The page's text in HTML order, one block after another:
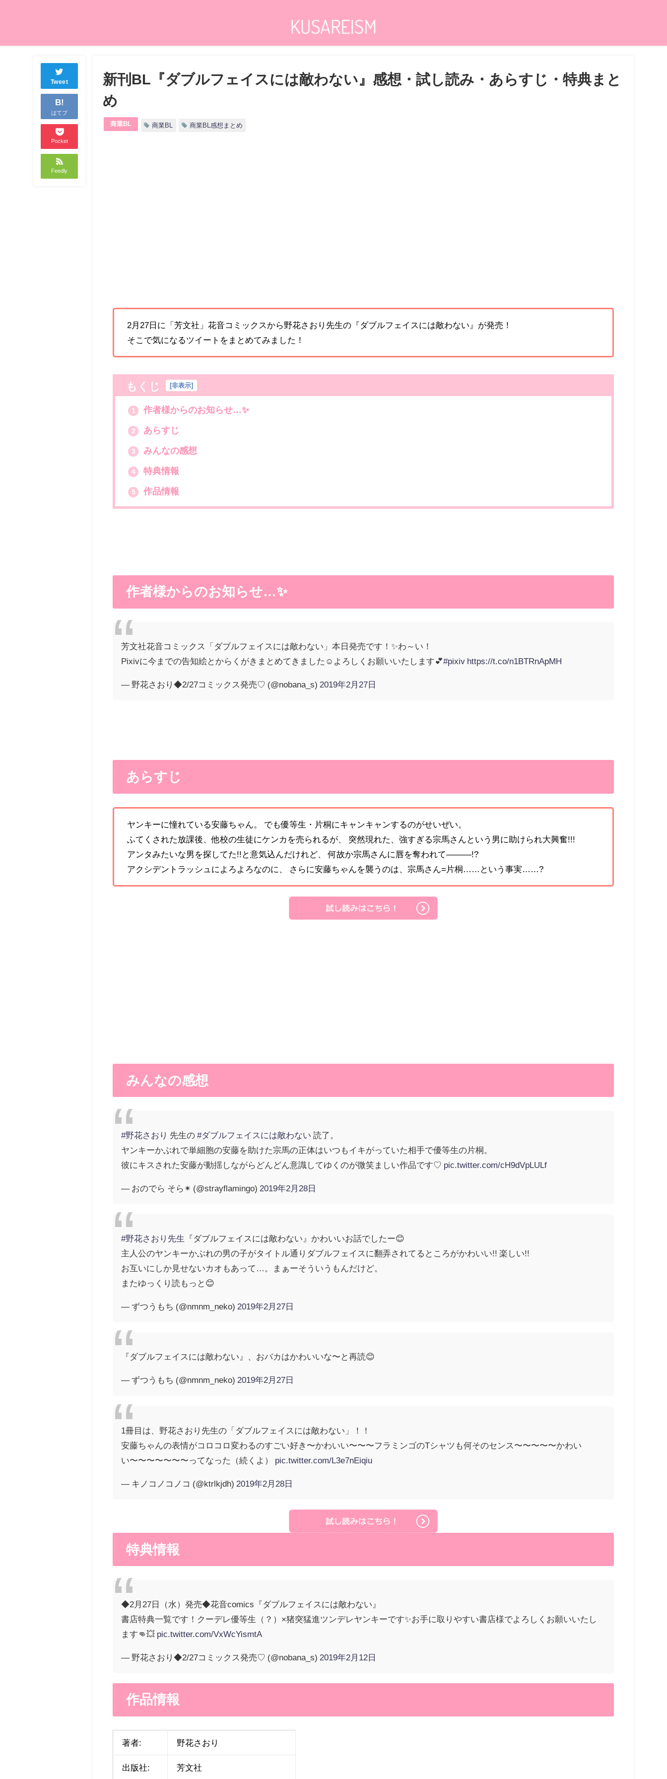
Tweet
B!
はてブ
Pocket
Feedly
新刊BL『ダブルフェイスには敵わない』感想・試し読み・あらすじ・特典まと
め
商業BL 商業BL 商業BL感想まとめ
2月27日に「芳文社」花音コミックスから野花さおり先生の『ダブルフェイスには敵わない』が発売！
そこで気になるツイートをまとめてみました！
もくじ [非表示]
1 作者様からのお知らせ…✨
2 あらすじ
3 みんなの感想
4 特典情報
5 作品情報
作者様からのお知らせ…✨
芳文社花音コミックス「ダブルフェイスには敵わない」本日発売です！✨わ～い！
Pixivに今までの告知絵とからくがきまとめてきました☺よろしくお願いいたします💕#pixiv https://t.co/n1BTRnApMH
— 野花さおり◆2/27コミックス発売♡ (@nobana_s) 2019年2月27日
あらすじ
ヤンキーに憧れている安藤ちゃん。 でも優等生・片桐にキャンキャンするのがせいぜい。
ふてくされた放課後、他校の生徒にケンカを売られるが、 突然現れた、強すぎる宗馬さんという男に助けられ大興奮!!!
アンタみたいな男を探してた!!と意気込んだけれど、 何故か宗馬さんに唇を奪われて―――!?
アクシデントラッシュによろよろなのに、 さらに安藤ちゃんを襲うのは、宗馬さん=片桐……という事実……?
みんなの感想
#野花さおり 先生の#ダブルフェイスには敵わない 読了。
ヤンキーかぶれで単細胞の安藤を助けた宗馬の正体はいつもイキがっていた相手で優等生の片桐。
彼にキスされた安藤が動揺しながらどんどん意識してゆくのが微笑ましい作品です♡ pic.twitter.com/cH9dVpLULf
— おのでら そら✴︎ (@strayflamingo) 2019年2月28日
#野花さおり先生
『ダブルフェイスには敵わない』かわいいお話でしたー😊
主人公のヤンキーかぶれの男の子がタイトル通りダブルフェイスに翻弄されてるところがかわいい!! 楽しい!!
お互いにしか見せないカオもあって…。まぁーそういうもんだけど。
またゆっくり読もっと😊
— ずつうもち (@nmnm_neko) 2019年2月27日
『ダブルフェイスには敵わない』、おバカはかわいいな〜と再読😊
— ずつうもち (@nmnm_neko) 2019年2月27日
1冊目は、野花さおり先生の「ダブルフェイスには敵わない」！！
安藤ちゃんの表情がコロコロ変わるのすごい好き〜かわいい〜〜〜フラミンゴのTシャツも何そのセンス〜〜〜〜〜かわい
い〜〜〜〜〜〜〜ってなった（続くよ） pic.twitter.com/L3e7nEiqiu
— キノコノコノコ (@ktrlkjdh) 2019年2月28日
特典情報
◆2月27日（水）発売◆花音comics『ダブルフェイスには敵わない』
書店特典一覧です！クーデレ優等生（？）×猪突猛進ツンデレヤンキーです✨お手に取りやすい書店様でよろしくお願いいたし
ます👊💥 pic.twitter.com/VxWcYismtA
— 野花さおり◆2/27コミックス発売♡ (@nobana_s) 2019年2月12日
作品情報
著者: 野花さおり
出版社: 芳文社